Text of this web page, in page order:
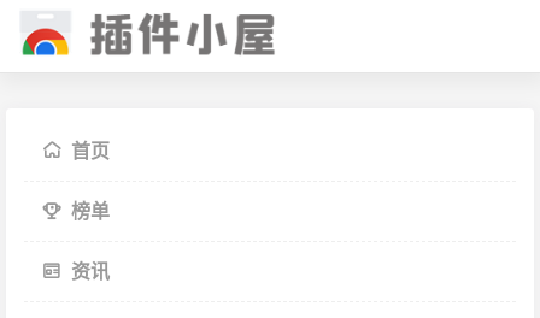
首页
榜单
资讯